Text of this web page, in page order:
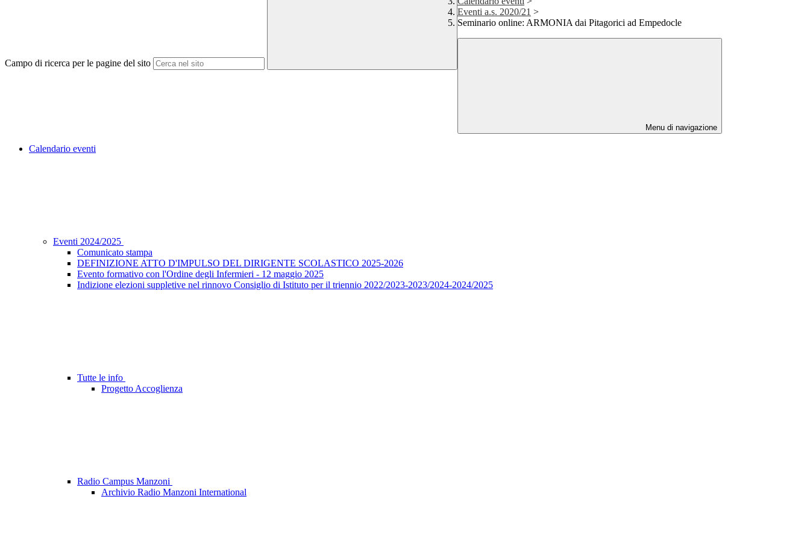
Campo di ricerca per le pagine del sito
Eventi a.s. 2020/21 >
Seminario online: ARMONIA dai Pitagorici ad Empedocle
Menu di navigazione
Calendario eventi
Eventi 2024/2025
Comunicato stampa
DEFINIZIONE ATTO D'IMPULSO DEL DIRIGENTE SCOLASTICO 2025-2026
Evento formativo con l'Ordine degli Infermieri - 12 maggio 2025
Indizione elezioni suppletive nel rinnovo Consiglio di Istituto per il triennio 2022/2023-2023/2024-2024/2025
Tutte le info
Progetto Accoglienza
Radio Campus Manzoni
Archivio Radio Manzoni International